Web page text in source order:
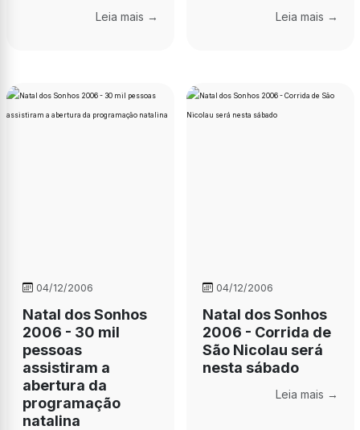
Leia mais → Leia mais →
04/12/2006
Natal dos Sonhos
2006 - 30 mil
pessoas
assistiram a
abertura da
programação
natalina
04/12/2006
Natal dos Sonhos
2006 - Corrida de
São Nicolau será
nesta sábado
Leia mais →